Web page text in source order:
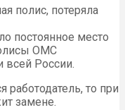
полис, потеряла
постоянное место
ОМС
всей России.
работодатель, то при
замене.